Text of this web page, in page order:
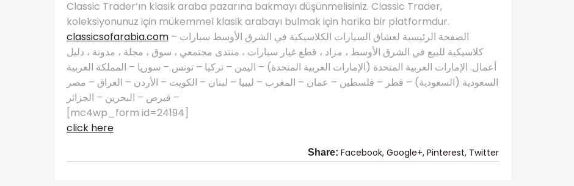
Classic Trader’ın klasik araba pazarına bakmayı düşünmelisiniz. Classic Trader,
koleksiyonunuz için mükemmel klasik arabayı bulmak için harika bir platformdur.
classicsofarabia.com – الصفحة الرئيسية لعشاق السيارات الكلاسيكية في الشرق الأوسط سيارات
كلاسيكية للبيع في الشرق الأوسط ، مزاد ، قطع غيار سيارات ، منتدى مجتمعي ، سوق ، مجلة ، مدونة ، دليل
أعمال. الإمارات العربية المتحدة (الإمارات العربية المتحدة) – اليمن – تركيا – تونس – سوريا – المملكة العربية
السعودية (السعودية) – قطر – فلسطين – عمان – المغرب – ليبيا – لبنان – الكويت – الأردن – العراق – مصر
– قبرص – البحرين – الجزائر
[mc4wp_form id=24194]
click here
Share: Facebook, Google+, Pinterest, Twitter